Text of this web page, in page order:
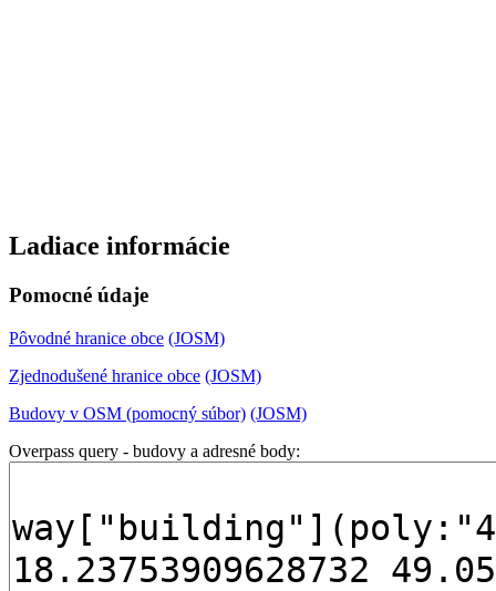
Ladiace informácie
Pomocné údaje
Pôvodné hranice obce (JOSM)
Zjednodušené hranice obce (JOSM)
Budovy v OSM (pomocný súbor) (JOSM)
Overpass query - budovy a adresné body: